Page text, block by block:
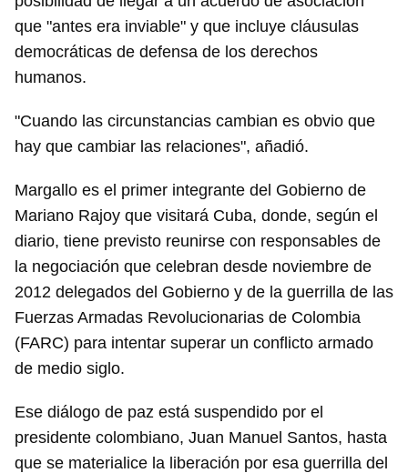
que "antes era inviable" y que incluye cláusulas
democráticas de defensa de los derechos
humanos.
"Cuando las circunstancias cambian es obvio que
hay que cambiar las relaciones", añadió.
Margallo es el primer integrante del Gobierno de
Mariano Rajoy que visitará Cuba, donde, según el
diario, tiene previsto reunirse con responsables de
la negociación que celebran desde noviembre de
2012 delegados del Gobierno y de la guerrilla de las
Fuerzas Armadas Revolucionarias de Colombia
(FARC) para intentar superar un conflicto armado
de medio siglo.
Ese diálogo de paz está suspendido por el
presidente colombiano, Juan Manuel Santos, hasta
que se materialice la liberación por esa guerrilla del